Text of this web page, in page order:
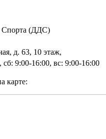
Спорта (ДДС)
д. 63, 10 этаж,
сб: 9:00-16:00, вс: 9:00-16:00
карте: